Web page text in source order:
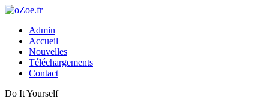
Admin
Accueil
Nouvelles
Téléchargements
Contact
Do It Yourself